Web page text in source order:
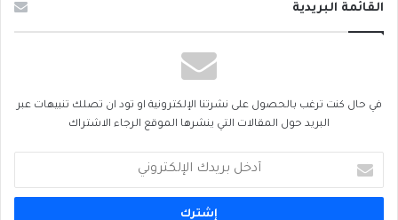
القائمة البريدية
في حال كنت ترغب بالحصول على نشرتنا الإلكترونية او تود ان تصلك تنبيهات عبر
البريد حول المقالات التي ينشرها الموقع الرجاء الاشتراك
بريدك
الإلكتروني